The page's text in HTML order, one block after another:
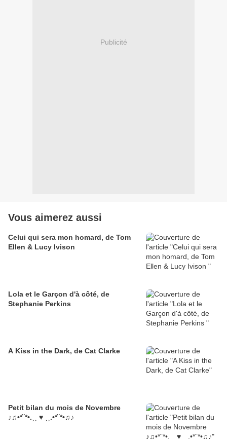
Publicité
Vous aimerez aussi
Celui qui sera mon homard, de Tom
Ellen & Lucy Ivison
Lola et le Garçon d'à côté, de
Stephanie Perkins
A Kiss in the Dark, de Cat Clarke
Petit bilan du mois de Novembre
♪♫•*¨*•.¸¸ ♥ ¸¸.•*¨*•♫♪